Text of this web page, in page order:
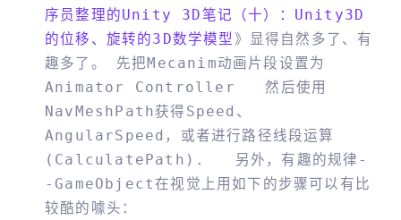
序员整理的Unity 3D笔记（十）：Unity3D
的位移、旋转的3D数学模型 》显得自然多了、有
趣多了。 先把Mecanim动画片段设置为
Animator Controller
然后使用
NavMeshPath获得Speed、
AngularSpeed，或者进行路径线段运算
(CalculatePath).
另外，有趣的规律-
-GameObject在视觉上用如下的步骤可以有比
较酷的噱头：